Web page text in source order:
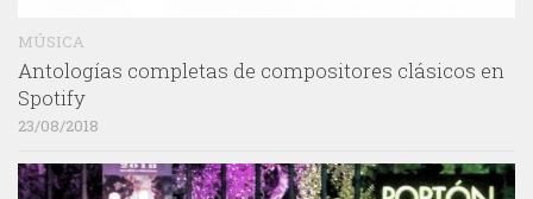
MÚSICA
Antologías completas de compositores clásicos en
Spotify
23/08/2018